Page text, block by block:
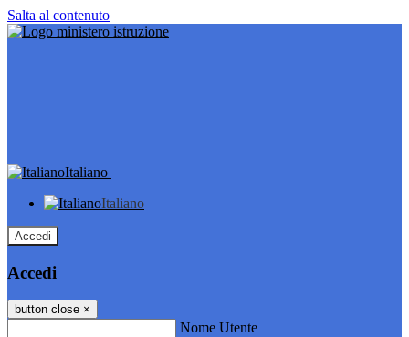
Salta al contenuto
Italiano
Italiano
Accedi
Accedi
button close ×
Nome Utente